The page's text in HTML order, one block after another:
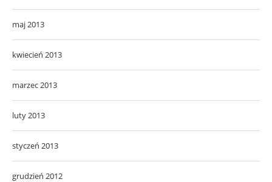
maj 2013
kwiecień 2013
marzec 2013
luty 2013
styczeń 2013
grudzień 2012